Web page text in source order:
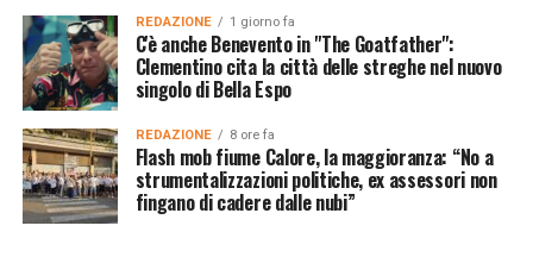
REDAZIONE 1 giorno fa
C'è anche Benevento in "The Goatfather":
Clementino cita la città delle streghe nel nuovo
singolo di Bella Espo
REDAZIONE 8 ore fa
Flash mob fiume Calore, la maggioranza: “No a
strumentalizzazioni politiche, ex assessori non
fingano di cadere dalle nubi”